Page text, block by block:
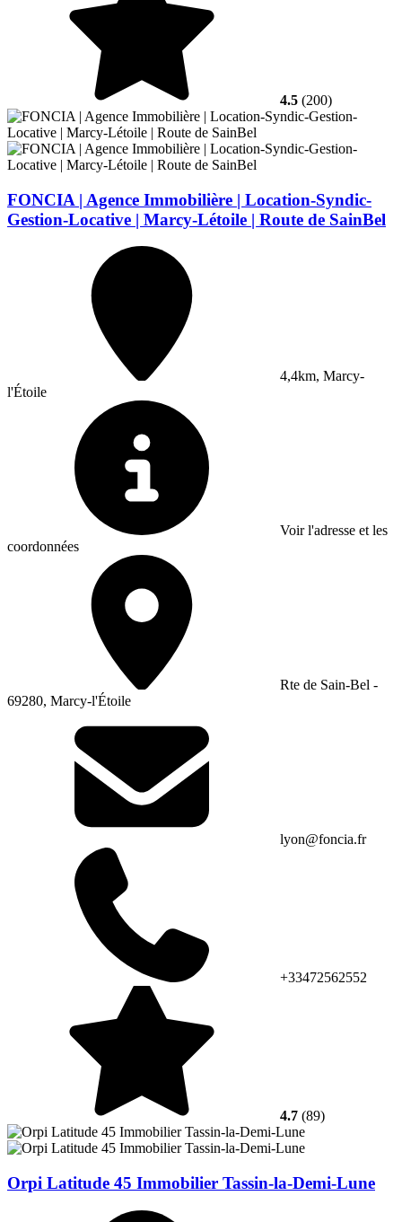
4.5 (200)
FONCIA | Agence Immobilière | Location-Syndic-
Gestion-Locative | Marcy-Létoile | Route de SainBel
4,4km, Marcy-
l'Étoile
Voir l'adresse et les
coordonnées
Rte de Sain-Bel -
69280, Marcy-l'Étoile
lyon@foncia.fr
+33472562552
4.7 (89)
Orpi Latitude 45 Immobilier Tassin-la-Demi-Lune